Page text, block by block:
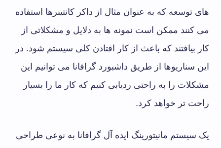
های توسعه که به عنوان مثال از داکر کانتینرها استفاده
می کنند ممکن است نمونه ها به دلایل و مشکلاتی از
کار بیافتند که باعث از کار افتادن کلی سیستم شود. در
این سناریوها از طریق داشبورد گرافانا می توانیم این
مشکلات را به راحتی ردیابی کنیم که کار ما را بسیار
راحت تر خواهد کرد.
یک سیستم مانیتورینگ ایده آل گرافانا به نوعی طراحی